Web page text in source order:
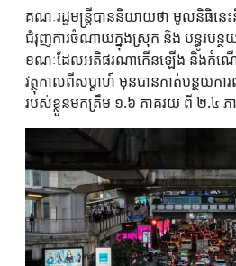
គណៈរដ្ឋមន្ត្រីបាននិយាយថា មូលនិធិនេះ
ជំរុញការចំណាយក្នុងស្រុក និង បន្ធូរបន្ថយ
ខណៈដែលអតិផរណាកើនឡើង និងកំ
វត្ថុកាលពីសប្តាហ៍ មុនបានកាត់បន្ថយក
របស់ខ្លួនមកត្រឹម ១.៦ ភាគរយ ពី ២.៤ ភ